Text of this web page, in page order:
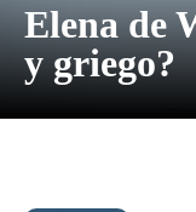
Elena de
y griego?